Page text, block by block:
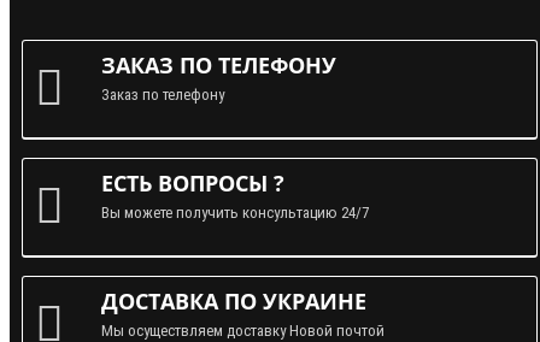
ЗАКАЗ ПО ТЕЛЕФОНУ
Заказ по телефону
ЕСТЬ ВОПРОСЫ ?
Вы можете получить консультацию 24/7
ДОСТАВКА ПО УКРАИНЕ
Мы осуществляем доставку Новой почтой